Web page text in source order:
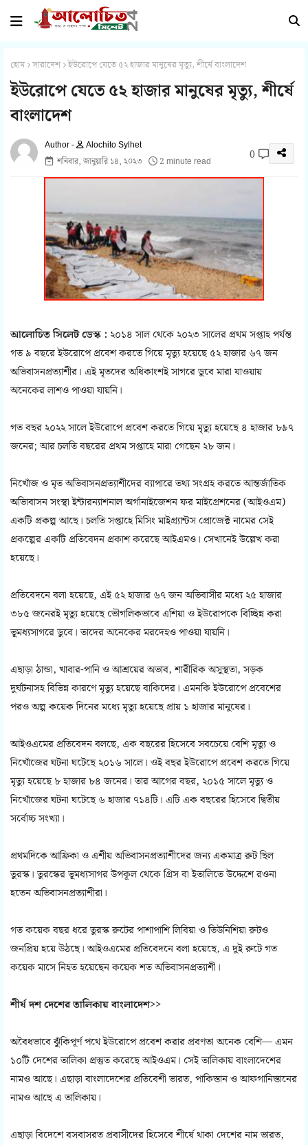
হোম সারাদেশ ইউরোপে যেতে ৫২ হাজার মানুষের মৃত্যু, শীর্ষে বাংলাদেশ
ইউরোপে যেতে ৫২ হাজার মানুষের মৃত্যু, শীর্ষে
বাংলাদেশ
Alochito Sylhet
শনিবার, জানুয়ারি ১৪, ২০২৩
2 minute read 0
আলোচিত সিলেট ডেস্ক : ২০১৪ সাল থেকে ২০২৩ সালের প্রথম সপ্তাহ পর্যন্ত
গত ৯ বছরে ইউরোপে প্রবেশ করতে গিয়ে মৃত্যু হয়েছে ৫২ হাজার ৬৭ জন
অভিবাসনপ্রত্যাশীর। এই মৃতদের অধিকাংশই সাগরে ডুবে মারা যাওয়ায়
অনেকের লাশও পাওয়া যায়নি।
গত বছর ২০২২ সালে ইউরোপে প্রবেশ করতে গিয়ে মৃত্যু হয়েছে ৪ হাজার ৮৯৭
জনের; আর চলতি বছরের প্রথম সপ্তাহে মারা গেছেন ২৮ জন।
নিখোঁজ ও মৃত অভিবাসনপ্রত্যাশীদের ব্যাপারে তথ্য সংগ্রহ করতে আন্তর্জাতিক
অভিাবাসন সংস্থা ইন্টারন্যাশনাল অর্গানাইজেশন ফর মাইগ্রেশনের (আইওএম)
একটি প্রকল্প আছে। চলতি সপ্তাহে মিসিং মাইগ্র্যান্টস প্রোজেক্ট নামের সেই
প্রকল্পের একটি প্রতিবেদন প্রকাশ করেছে আইএমও। সেখানেই উল্লেখ করা
হয়েছে।
প্রতিবেদনে বলা হয়েছে, এই ৫২ হাজার ৬৭ জন অভিবাসীর মধ্যে ২৫ হাজার
৩৮৫ জনেরই মৃত্যু হয়েছে ভৌগলিকভাবে এশিয়া ও ইউরোপকে বিচ্ছিন্ন করা
ভূমধ্যসাগরে ডুবে। তাদের অনেকের মরদেহও পাওয়া যায়নি।
এছাড়া ঠান্ডা, খাবার-পানি ও আশ্রয়ের অভাব, শারীরিক অসুস্থতা, সড়ক
দুর্ঘটনাসহ বিভিন্ন কারণে মৃত্যু হয়েছে বাকিদের। এমনকি ইউরোপে প্রবেশের
পরও অল্প কয়েক দিনের মধ্যে মৃত্যু হয়েছে প্রায় ১ হাজার মানুষের।
আইওএমের প্রতিবেদন বলছে, এক বছরের হিসেবে সবচেয়ে বেশি মৃত্যু ও
নিখোঁজের ঘটনা ঘটেছে ২০১৬ সালে। ওই বছর ইউরোপে প্রবেশ করতে গিয়ে
মৃত্যু হয়েছে ৮ হাজার ৮৪ জনের। তার আগের বছর, ২০১৫ সালে মৃত্যু ও
নিখোঁজের ঘটনা ঘটেছে ৬ হাজার ৭১৪টি। এটি এক বছরের হিসেবে দ্বিতীয়
সর্বোচ্চ সংখ্যা।
প্রথমদিকে আফ্রিকা ও এশীয় অভিবাসনপ্রত্যাশীদের জন্য একমাত্র রুট ছিল
তুরস্ক। তুরস্কের ভূমধ্যসাগর উপকূল থেকে গ্রিস বা ইতালিতে উদ্দেশে রওনা
হতেন অভিবাসনপ্রত্যাশীরা।
গত কয়েক বছর ধরে তুরস্ক রুটের পাশাপাশি লিবিয়া ও তিউনিশিয়া রুটও
জনপ্রিয় হয়ে উঠছে। আইওএমের প্রতিবেদনে বলা হয়েছে, এ দুই রুটে গত
কয়েক মাসে নিহত হয়েছেন কয়েক শত অভিবাসনপ্রত্যাশী।
শীর্ষ দশ দেশের তালিকায় বাংলাদেশ>>
অবৈধভাবে ঝুঁকিপূর্ণ পথে ইউরোপে প্রবেশ করার প্রবণতা অনেক বেশি— এমন
১০টি দেশের তালিকা প্রস্তুত করেছে আইওএম। সেই তালিকায় বাংলাদেশের
নামও আছে। এছাড়া বাংলাদেশের প্রতিবেশী ভারত, পাকিস্তান ও আফগানিস্তানের
নামও আছে এ তালিকায়।
এছাড়া বিদেশে বসবাসরত প্রবাসীদের হিসেবে শীর্ষে থাকা দেশের নাম ভারত,